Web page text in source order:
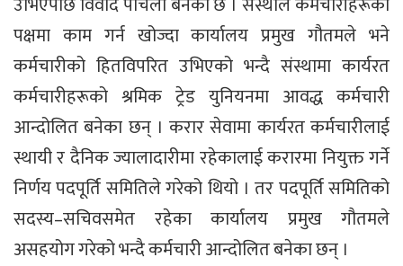
पक्षमा काम गर्न खोज्दा कार्यालय प्रमुख गौतमले भने
कर्मचारीको हितविपरित उभिएको भन्दै संस्थामा कार्यरत
कर्मचारीहरूको श्रमिक ट्रेड युनियनमा आवद्ध कर्मचारी
आन्दोलित बनेका छन् । करार सेवामा कार्यरत कर्मचारीलाई
स्थायी र दैनिक ज्यालादारीमा रहेकालाई करारमा नियुक्त गर्ने
निर्णय पदपूर्ति समितिले गरेको थियो । तर पदपूर्ति समितिको
सदस्य–सचिवसमेत रहेका कार्यालय प्रमुख गौतमले
असहयोग गरेको भन्दै कर्मचारी आन्दोलित बनेका छन् ।